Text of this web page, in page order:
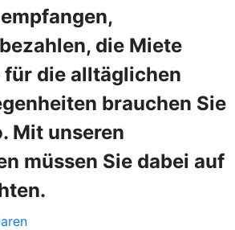
die Miete
für die alltäglichen
brauchen Sie
Mit unseren
müssen Sie dabei auf